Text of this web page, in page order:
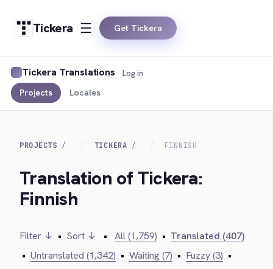
Tickera Get Tickera
Tickera Translations
Projects Locales
Log in
PROJECTS TICKERA FINNISH
Translation of Tickera:
Finnish
Filter ↓ • Sort ↓ • All (1,759) • Translated (407)
• Untranslated (1,342) • Waiting (7) • Fuzzy (3) •